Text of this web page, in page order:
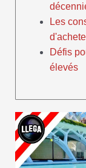
Les
Défis
élevés